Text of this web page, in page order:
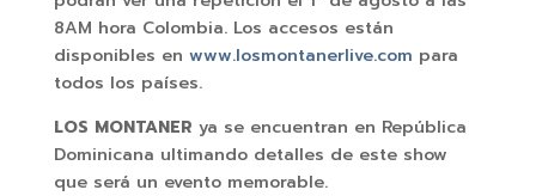
8AM hora Colombia. Los accesos están
disponibles en www.losmontanerlive.com para
todos los países.
LOS MONTANER ya se encuentran en República
Dominicana ultimando detalles de este show
que será un evento memorable.